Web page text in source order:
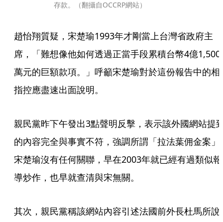
存款。（翻攝自OCCRP網站）
趙怡翔質疑，宋楚瑜1993年才剛當上台灣省政府主
席，「難想像他如何透過正當手段累積台幣4億1,500
萬元的巨額款項。」呼籲宋楚瑜對於這份報告中的相
指控應盡速出面說明。
親民黨昨下午發出3點聲明反擊，表示該外國網站提
的內容完全與事實不符，強調所謂「拉法葉佣金案」
宋楚瑜沒有任何關聯，早在2003年就已經有過類似報
導炒作，也早就查清與宋無關。
其次，親民黨稱該網站內容引述法國前外長杜馬所說